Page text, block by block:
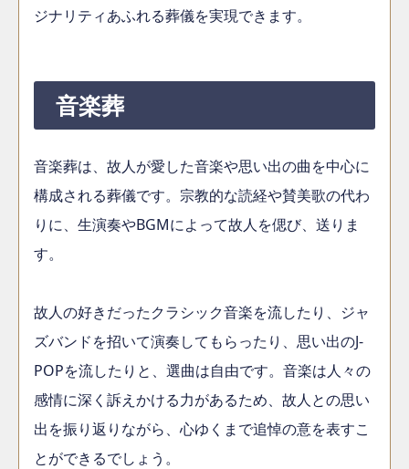
ジナリティあふれる葬儀を実現できます。
音楽葬
音楽葬は、故人が愛した音楽や思い出の曲を中心に
構成される葬儀です。宗教的な読経や賛美歌の代わ
りに、生演奏やBGMによって故人を偲び、送りま
す。
故人の好きだったクラシック音楽を流したり、ジャ
ズバンドを招いて演奏してもらったり、思い出のJ-
POPを流したりと、選曲は自由です。音楽は人々の
感情に深く訴えかける力があるため、故人との思い
出を振り返りながら、心ゆくまで追悼の意を表すこ
とができるでしょう。